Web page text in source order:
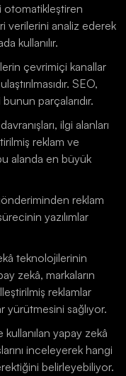
otomatikleştiren
verilerini analiz ederek
kullanılır.
çevrimiçi kanallar
SEO,
parçalarıdır.
ilgi alanları
reklam ve
alanda en büyük
reklam
yazılımlar
teknolojilerinin
zekâ, markaların
reklamlar
yürütmesini sağlıyor.
yapay zekâ
inceleyerek hangi
belirleyebiliyor.